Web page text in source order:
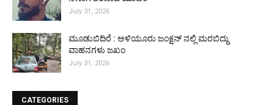
July 31, 2026
ಮೂಡುಬಿದಿರೆ : ಅಳಿಯೂರು ಜಂಕ್ಷನ್ ನಲ್ಲಿ ಮರಬಿದ್ದು
ವಾಹನಗಳು ಜಖಂ
July 31, 2026
CATEGORIES